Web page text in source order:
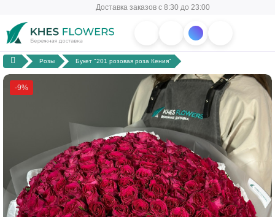
Доставка заказов с 8:30 до 23:00
Розы Букет "201 розовая роза Кения"
-9%